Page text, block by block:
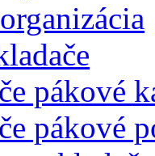
pákové
pákové